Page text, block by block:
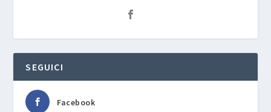
SEGUICI
Facebook